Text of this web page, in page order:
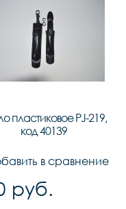
пластиковое PJ-219,
код 40139
в сравнение
руб.